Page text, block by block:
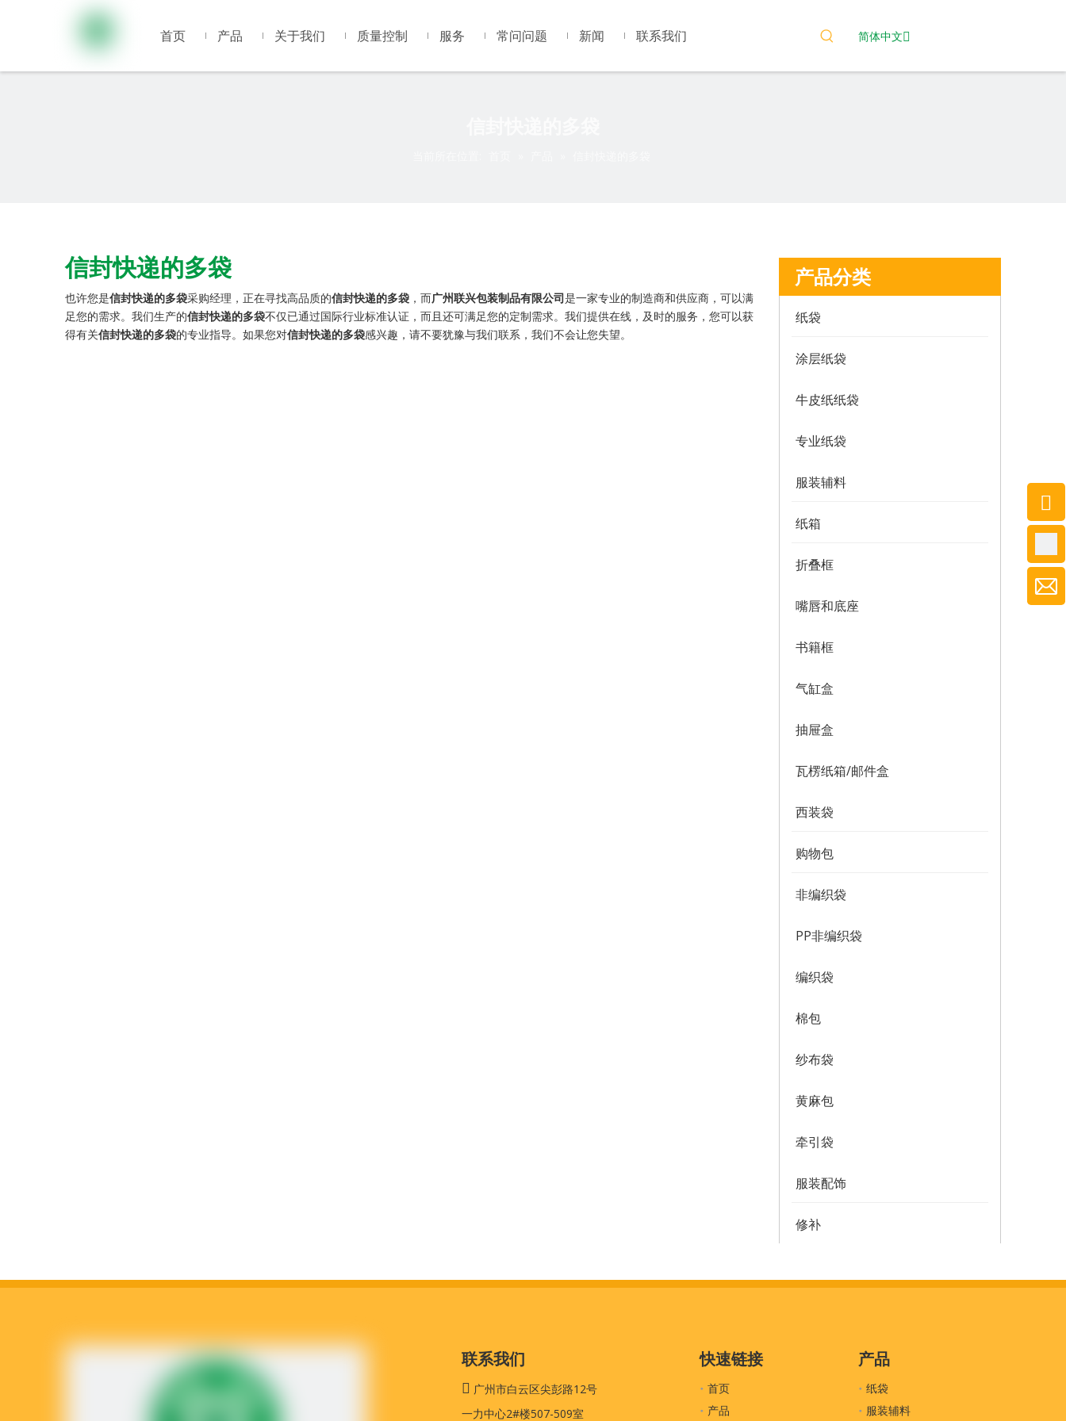
首页 产品 关于我们 质量控制 服务 常问问题 新闻 联系我们 简体中文
信封快递的多袋
也许您是信封快递的多袋采购经理，正在寻找高品质的信封快递的多袋 ，而广州联兴包装制品有限公司是一家专业的制造商和供应商，可以满
足您的需求。我们生产的信封快递的多袋不仅已通过国际行业标准认证，而且还可满足您的定制需求。我们提供在线，及时的服务，您可以获
得有关信封快递的多袋的专业指导。如果您对信封快递的多袋感兴趣，请不要犹豫与我们联系，我们不会让您失望。
产品分类
纸袋
涂层纸袋
牛皮纸纸袋
专业纸袋
服装辅料
纸箱
折叠框
嘴唇和底座
书籍框
气缸盒
抽屉盒
瓦楞纸箱/邮件盒
西装袋
购物包
非编织袋
PP非编织袋
编织袋
棉包
纱布袋
黄麻包
牵引袋
服装配饰
修补
联系我们
 广州市白云区尖彭路12号
一力中心2#楼507-509室
快速链接
首页
产品
产品
纸袋
服装辅料